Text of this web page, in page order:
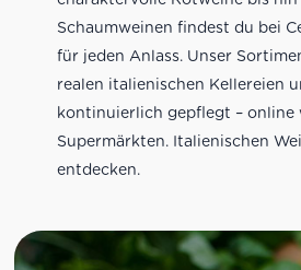
Schaumweinen findest du bei
für jeden Anlass. Unser
realen italienischen Kellereien
kontinuierlich gepflegt – online
Supermärkten. Italienischen
entdecken.